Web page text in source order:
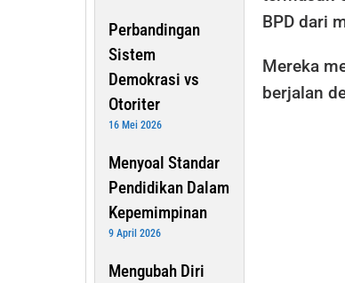
Perbandingan
Sistem
Demokrasi vs
Otoriter
16 Mei 2026
Menyoal Standar
Pendidikan Dalam
Kepemimpinan
9 April 2026
Mengubah Diri
BPD dari
Mereka
berjalan